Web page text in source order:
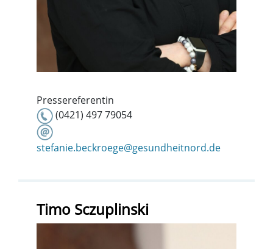
Pressereferentin
(0421) 497 79054
stefanie.beckroege@gesundheitnord.de
Timo Sczuplinski